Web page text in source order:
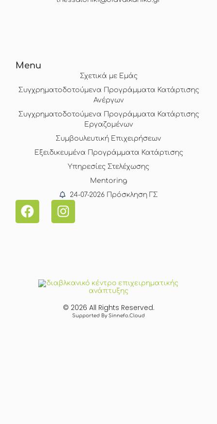
Menu
Σχετικά με Εμάς
Συγχρηματοδοτούμενα Προγράμματα Κατάρτισης
Ανέργων
Συγχρηματοδοτούμενα Προγράμματα Κατάρτισης
Εργαζομένων
Συμβουλευτική Επιχειρήσεων
Εξειδικευμένα Προγράμματα Κατάρτισης
Υπηρεσίες Στελέχωσης
Mentoring
24-07-2026 Πρόσκληση ΓΣ
© 2026 All Rights Reserved.
Supported By Sinnefo.Cloud